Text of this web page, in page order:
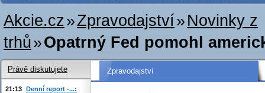
Akcie.cz»Zpravodajství» Novinky z
trhů»Opatrný Fed pomohl
Zpravodajství
Právě diskutujete
21:13 Denní report -...: